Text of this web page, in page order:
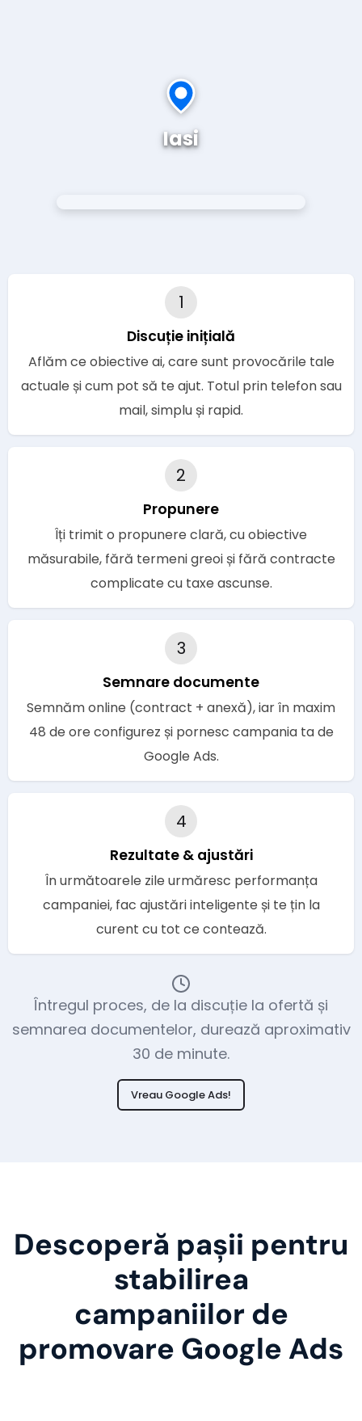
Iasi
1
Discuție inițială
Aflăm ce obiective ai, care sunt provocările tale
actuale și cum pot să te ajut. Totul prin telefon sau
mail, simplu și rapid.
2
Propunere
Îți trimit o propunere clară, cu obiective
măsurabile, fără termeni greoi și fără contracte
complicate cu taxe ascunse.
3
Semnare documente
Semnăm online (contract + anexă), iar în maxim
48 de ore configurez și pornesc campania ta de
Google Ads.
4
Rezultate & ajustări
În următoarele zile urmăresc performanța
campaniei, fac ajustări inteligente și te țin la
curent cu tot ce contează.
Întregul proces, de la discuție la ofertă și
semnarea documentelor, durează aproximativ
30 de minute.
Vreau Google Ads!
Descoperă pașii pentru
stabilirea
campaniilor de
promovare Google Ads